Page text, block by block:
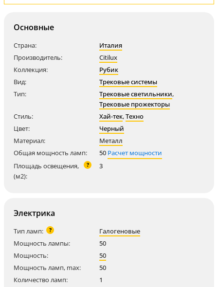
Основные
Страна:
Италия
Производитель:
Citilux
Коллекция:
Рубик
Вид:
Трековые системы
Тип:
Трековые светильники,
Трековые прожекторы
Стиль:
Хай-тек,Техно
Цвет:
Черный
Материал:
Металл
Общая мощность ламп:
50 Расчет мощности
Площадь освещения,
(м2):
? 3
Электрика
Тип ламп: ?
Галогеновые
Мощность лампы:
50
Мощность:
50
Мощность ламп, max:
50
Количество ламп:
1